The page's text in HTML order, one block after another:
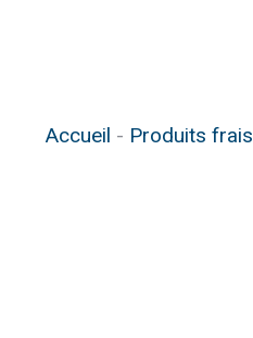
Vous êtes ici :
Accueil Produits frais